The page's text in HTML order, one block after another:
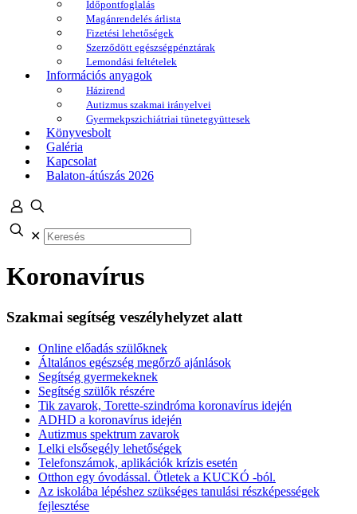
Időpontfoglalás
Magánrendelés árlista
Fizetési lehetőségek
Szerződött egészségpénztárak
Lemondási feltételek
Információs anyagok
Házirend
Autizmus szakmai irányelvei
Gyermekpszichiátriai tünetegyüttesek
Könyvesbolt
Galéria
Kapcsolat
Balaton-átúszás 2026
✕
Koronavírus
Szakmai segítség veszélyhelyzet alatt
Online előadás szülőknek
Általános egészség megőrző ajánlások
Segítség gyermekeknek
Segítség szülők részére
Tik zavarok, Torette-szindróma koronavírus idején
ADHD a koronavírus idején
Autizmus spektrum zavarok
Lelki elsősegély lehetőségek
Telefonszámok, aplikációk krízis esetén
Otthon egy óvodással. Ötletek a KUCKÓ -ból.
Az iskolába lépéshez szükséges tanulási részképességek
fejlesztése